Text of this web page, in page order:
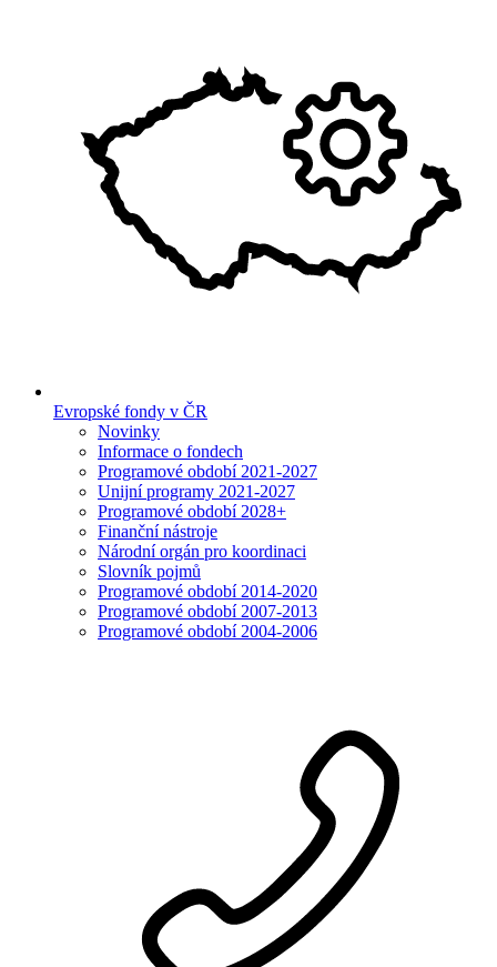
Evropské fondy v ČR
Novinky
Informace o fondech
Programové období 2021-2027
Unijní programy 2021-2027
Programové období 2028+
Finanční nástroje
Národní orgán pro koordinaci
Slovník pojmů
Programové období 2014-2020
Programové období 2007-2013
Programové období 2004-2006